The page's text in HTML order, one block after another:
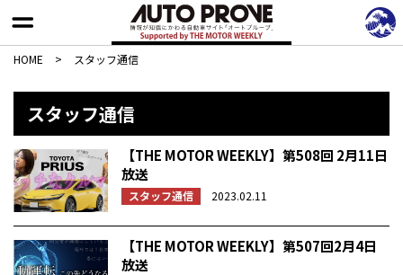
HOME > スタッフ通信
スタッフ通信
【THE MOTOR WEEKLY】第508回 2月11日
放送
スタッフ通信 2023.02.11
【THE MOTOR WEEKLY】第507回2月4日
放送